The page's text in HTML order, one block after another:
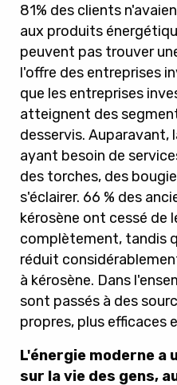
81% des clients
aux produits
peuvent pas trouver
l'offre des entreprises
que les entreprises
atteignent des
desservis. Auparavant,
ayant besoin de
des torches, des
s'éclairer. 66 % des
kérosène ont cessé de
complètement, tandis
réduit
à kérosène. Dans
sont passés à des
propres, plus efficaces
L'énergie moderne
sur la vie des gens,